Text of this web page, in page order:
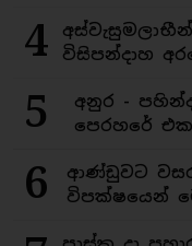
4
විසිපන්දාහ
5
අනුර -
පෙරහරේ
6
ආණ්ඩුවට වසර
විපක්ෂයෙන්